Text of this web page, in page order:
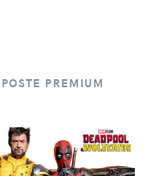
PREMIUM